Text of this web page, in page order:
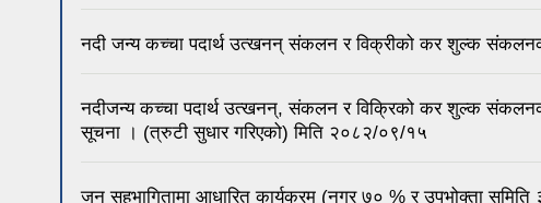
नदी जन्य कच्चा पदार्थ उत्खनन् संकलन र विक्रीको कर शुल्क
नदीजन्य कच्चा पदार्थ उत्खनन्, संकलन र विक्रिको कर शुल्क
सूचना । (त्रुटी सुधार गरिएको) मिति २०८२/०९/१५
जन सहभागितामा आधारित कार्यक्रम (नगर ७० % र उपभोक्ता